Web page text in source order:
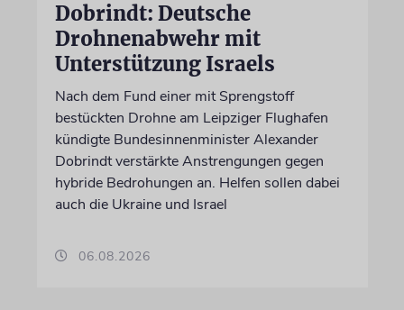
Dobrindt: Deutsche
Drohnenabwehr mit
Unterstützung Israels
Nach dem Fund einer mit Sprengstoff
bestückten Drohne am Leipziger Flughafen
kündigte Bundesinnenminister Alexander
Dobrindt verstärkte Anstrengungen gegen
hybride Bedrohungen an. Helfen sollen dabei
auch die Ukraine und Israel
06.08.2026